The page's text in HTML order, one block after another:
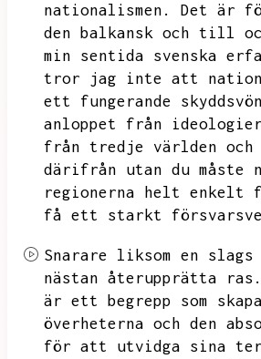
nationalismen.
Det är
den balkansk och till
min sentida svenska
tror jag inte att
ett fungerande
anloppet från
från tredje världen
därifrån utan du måste
regionerna helt enkelt
få ett
starkt
Snarare liksom en slags
nästan återupprätta ras.
är ett begrepp som
överheterna och den
för att utvidga sina